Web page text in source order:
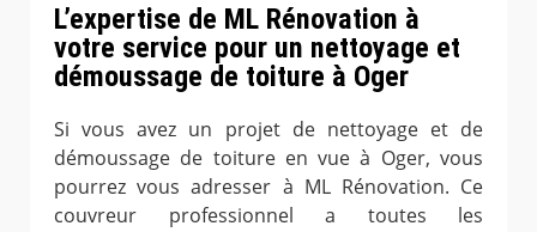
L’expertise de ML Rénovation à
votre service pour un nettoyage et
démoussage de toiture à Oger
Si vous avez un projet de nettoyage et de
démoussage de toiture en vue à Oger, vous
pourrez vous adresser à ML Rénovation. Ce
couvreur professionnel a toutes les